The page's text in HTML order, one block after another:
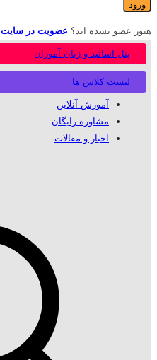
هنوز عضو نشده اید؟ عضویت در سایت
لیست کلاس ها
پنل اساتید و زبان آموزان
آموزش آنلاین
مشاوره رایگان
اخبار و مقالات